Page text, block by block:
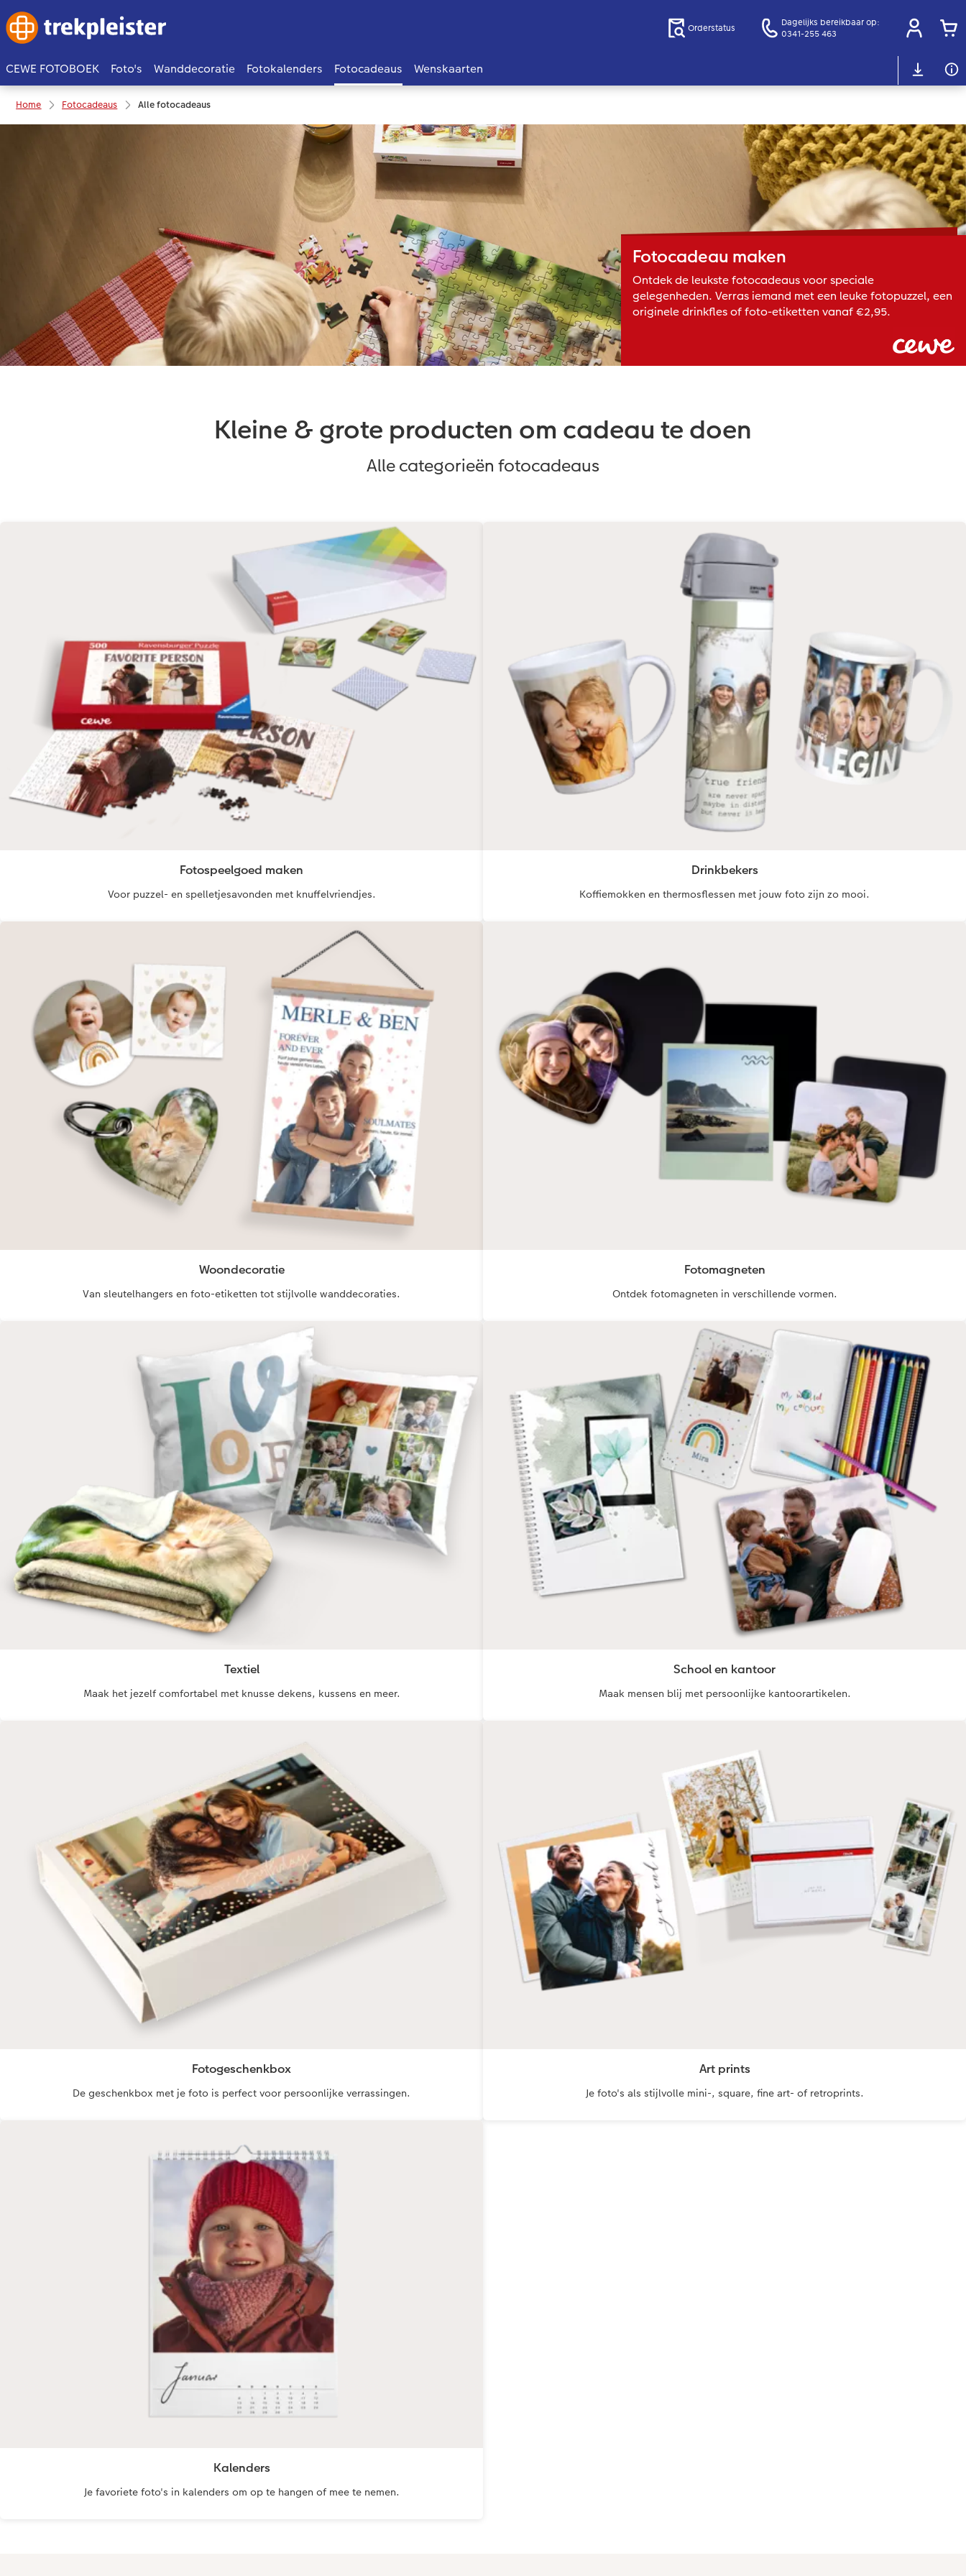
Orderstatus
Dagelijks bereikbaar op:
0341-255 463
CEWE FOTOBOEK Foto's Wanddecoratie Fotokalenders Fotocadeaus Wenskaarten
Home Fotocadeaus Alle fotocadeaus
Fotocadeau maken
Ontdek de leukste fotocadeaus voor speciale
gelegenheden. Verras iemand met een leuke fotopuzzel, een
originele drinkfles of foto-etiketten vanaf €2,95.
Kleine & grote producten om cadeau te doen
Alle categorieën fotocadeaus
Fotospeelgoed maken
Voor puzzel- en spelletjesavonden met knuffelvriendjes.
Drinkbekers
Koffiemokken en thermosflessen met jouw foto zijn zo mooi.
Woondecoratie
Van sleutelhangers en foto-etiketten tot stijlvolle wanddecoraties.
Fotomagneten
Ontdek fotomagneten in verschillende vormen.
Textiel
Maak het jezelf comfortabel met knusse dekens, kussens en meer.
School en kantoor
Maak mensen blij met persoonlijke kantoorartikelen.
Fotogeschenkbox
De geschenkbox met je foto is perfect voor persoonlijke verrassingen.
Art prints
Je foto's als stijlvolle mini-, square, fine art- of retroprints.
Kalenders
Je favoriete foto's in kalenders om op te hangen of mee te nemen.